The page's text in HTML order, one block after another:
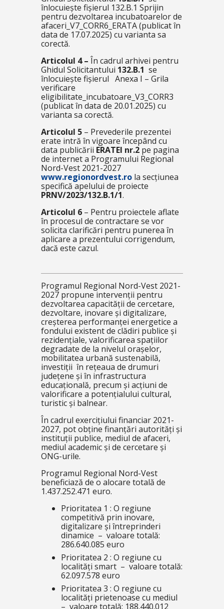
înlocuiește fișierul 132.B.1 Sprijin
pentru dezvoltarea incubatoarelor de
afaceri_V7_CORR6_ERATA(publicat în
data de 17.07.2025) cu varianta sa
corectă.
Articolul 4 – În cadrul arhivei pentru
Ghidul Solicitantului 132.B.1 se
înlocuiește fișierul Anexa I – Grila
verificare
eligibilitate_incubatoare_V3_CORR3
(publicat în data de 20.01.2025) cu
varianta sa corectă.
Articolul 5 – Prevederile prezentei
erate intră în vigoare începând cu
data publicării ERATEI nr.2pe pagina
de internet a Programului Regional
Nord-Vest 2021-2027
www.regionordvest.rola secțiunea
specifică apelului de proiecte
PRNV/2023/132.B.1/1.
Articolul 6 – Pentru proiectele aflate
în procesul de contractare se vor
solicita clarificări pentru punerea în
aplicare a prezentului corrigendum,
dacă este cazul.
Programul Regional Nord-Vest 2021-
2027 propune intervenții pentru
dezvoltarea capacității de cercetare,
dezvoltare, inovare și digitalizare,
creșterea performanței energetice a
fondului existent de clădiri publice și
rezidențiale, valorificarea spațiilor
degradate de la nivelul orașelor,
mobilitatea urbană sustenabilă,
investiții în rețeaua de drumuri
județene și în infrastructura
educațională, precum și acțiuni de
valorificare a potențialului cultural,
turistic și balnear.
În cadrul exercițiului financiar 2021-
2027, pot obține finanțări autorități și
instituții publice, mediul de afaceri,
mediul academic și de cercetare și
ONG-urile.
Programul Regional Nord-Vest
beneficiază de o alocare totală de
1.437.252.471 euro.
Prioritatea 1 : O regiune
competitivă prin inovare,
digitalizare și întreprinderi
dinamice – valoare totală:
286.640.085 euro
Prioritatea 2 : O regiune cu
localități smart – valoare totală:
62.097.578 euro
Prioritatea 3 : O regiune cu
localități prietenoase cu mediul
– valoare totală: 188.440.012